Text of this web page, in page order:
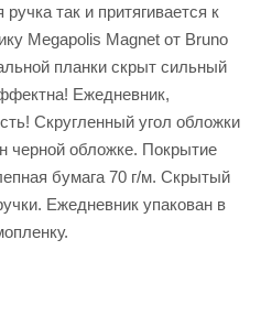
так и притягивается к
Megapolis Magnet от Bruno
планки скрыт сильный
Ежедневник,
Скругленный угол обложки
черной обложке. Покрытие
бумага 70 г/м. Скрытый
Ежедневник упакован в